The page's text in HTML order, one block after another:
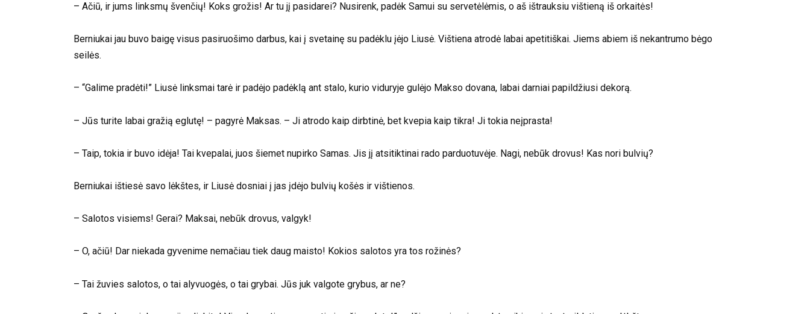
– Ačiū, ir jums linksmų švenčių! Koks grožis! Ar tu jį pasidarei? Nusirenk, padėk Samui su servetėlėmis, o aš ištrauksiu vištieną iš orkaitės!
Berniukai jau buvo baigę visus pasiruošimo darbus, kai į svetainę su padėklu įėjo Liusė. Vištiena atrodė labai apetitiškai. Jiems abiem iš nekantrumo bėgo
seilės.
– “Galime pradėti!” Liusė linksmai tarė ir padėjo padėklą ant stalo, kurio viduryje gulėjo Makso dovana, labai darniai papildžiusi dekorą.
– Jūs turite labai gražią eglutę! – pagyrė Maksas. – Ji atrodo kaip dirbtinė, bet kvepia kaip tikra! Ji tokia neįprasta!
– Taip, tokia ir buvo idėja! Tai kvepalai, juos šiemet nupirko Samas. Jis jį atsitiktinai rado parduotuvėje. Nagi, nebūk drovus! Kas nori bulvių?
Berniukai ištiesė savo lėkštes, ir Liusė dosniai į jas įdėjo bulvių košės ir vištienos.
– Salotos visiems! Gerai? Maksai, nebūk drovus, valgyk!
– O, ačiū! Dar niekada gyvenime nemačiau tiek daug maisto! Kokios salotos yra tos rožinės?
– Tai žuvies salotos, o tai alyvuogės, o tai grybai. Jūs juk valgote grybus, ar ne?